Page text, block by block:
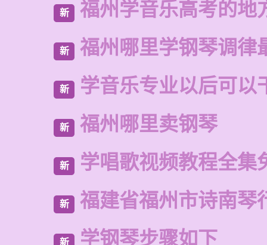
新 福州学音乐高考的地
新 福州哪里学钢琴调律
新 学音乐专业以后可以
新 福州哪里卖钢琴
新 学唱歌视频教程全集
新 福建省福州市诗南琴
新 学钢琴步骤如下